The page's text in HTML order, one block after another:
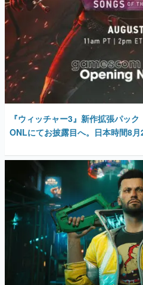
特集記事
マンガ
女性向け
アプリレビュー
その他
運営：株式会社マレ
『ウィッチャー3』新作拡張パッ
ONLにてお披露目へ。日本時間8